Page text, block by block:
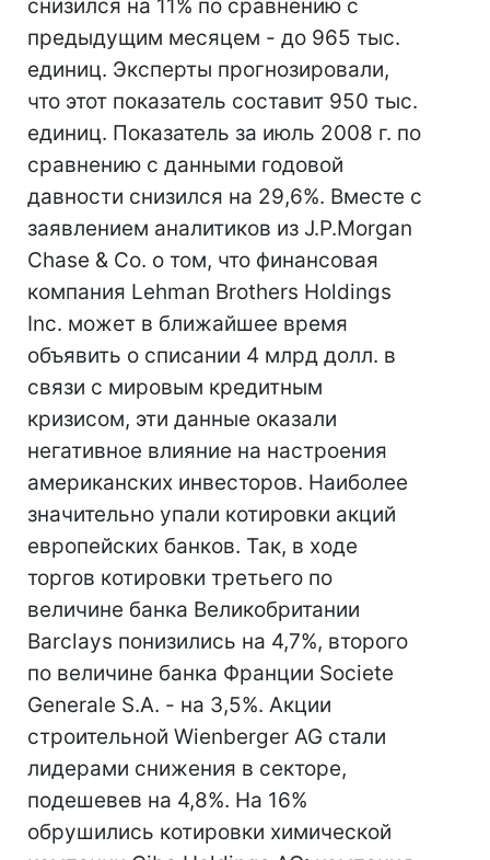
снизился на 11% по сравнению с
предыдущим месяцем - до 965 тыс.
единиц. Эксперты прогнозировали,
что этот показатель составит 950 тыс.
единиц. Показатель за июль 2008 г. по
сравнению с данными годовой
давности снизился на 29,6%. Вместе с
заявлением аналитиков из J.P.Morgan
Chase & Co. о том, что финансовая
компания Lehman Brothers Holdings
Inc. может в ближайшее время
объявить о списании 4 млрд долл. в
связи с мировым кредитным
кризисом, эти данные оказали
негативное влияние на настроения
американских инвесторов. Наиболее
значительно упали котировки акций
европейских банков. Так, в ходе
торгов котировки третьего по
величине банка Великобритании
Barclays понизились на 4,7%, второго
по величине банка Франции Societe
Generale S.A. - на 3,5%. Акции
строительной Wienberger AG стали
лидерами снижения в секторе,
подешевев на 4,8%. На 16%
обрушились котировки химической